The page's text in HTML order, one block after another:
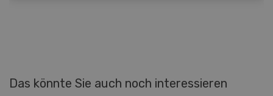
Das könnte Sie auch noch interessieren